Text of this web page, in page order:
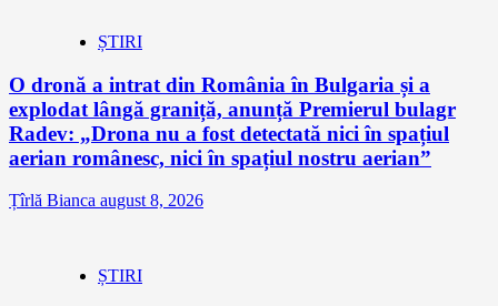
ȘTIRI
O dronă a intrat din România în Bulgaria și a
explodat lângă graniță, anunță Premierul bulagr
Radev: „Drona nu a fost detectată nici în spațiul
aerian românesc, nici în spațiul nostru aerian”
Țîrlă Bianca august 8, 2026
ȘTIRI